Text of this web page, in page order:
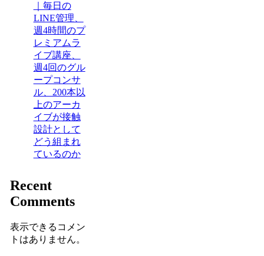
｜毎日の
LINE管理、
週4時間のプ
レミアムラ
イブ講座、
週4回のグル
ープコンサ
ル、200本以
上のアーカ
イブが接触
設計として
どう組まれ
ているのか
Recent
Comments
表示できるコメン
トはありません。